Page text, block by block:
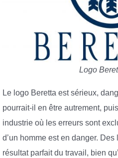
Logo
Le logo Beretta est sérieux,
pourrait-il en être autrement,
industrie où les erreurs sont
d’un homme est en danger.
résultat parfait du travail, bien